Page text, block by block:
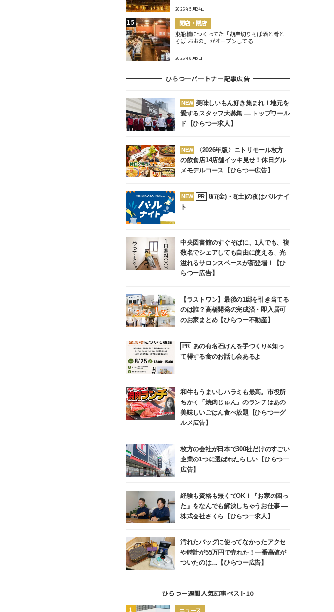
2026年5月24日
開店・閉店
東船橋につくってた「胡麻切りそば酒と肴と
そば おおの」がオープンしてる
2026年8月5日
ひらつーパートナー記事広告
NEW 美味しいもん好き集まれ！地元を
愛するスタッフ大募集 ― トップワール
ド【ひらつー求人】
NEW
〈2026年版〉ニトリモール枚方
の飲食店14店舗イッキ見せ！休日グル
メモデルコース【ひらつー広告】
NEW PR
8/7(金)・8(土)の夜はバルナイ
ト
中央図書館のすぐそばに、1人でも、複
数名でシェアしても自由に使える、光
溢れるサロンスペースが新登場！【ひ
らつー広告】
【ラストワン】最後の1邸を引き当てる
のは誰？高橋開発の完成済・即入居可
のお家まとめ【ひらつー不動産】
PR
あの有名石けんを手づくり&知っ
て得する食のお話し会あるよ
和牛もうまいしハラミも最高。市役所
ちかく「焼肉じゅん」のランチはあの
美味しいごはん食べ放題【ひらつーグ
ルメ広告】
枚方の会社が日本で300社だけのすごい
企業の1つに選ばれたらしい【ひらつー
広告】
経験も資格も無くてOK！『お家の困っ
た』をなんでも解決しちゃうお仕事 ―
株式会社さくら【ひらつー求人】
汚れたバッグに使ってなかったアクセ
や時計が55万円で売れた！一番高値が
ついたのは…【ひらつー広告】
ひらつー週間人気記事ベスト10
ニュース